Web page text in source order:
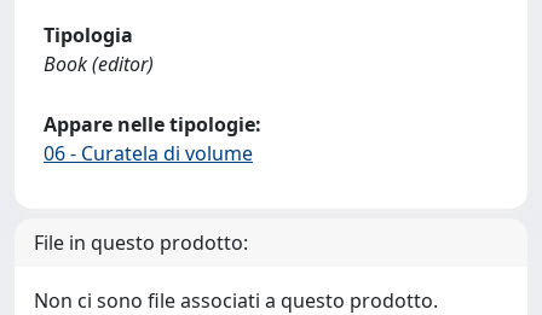
Tipologia
Book (editor)
Appare nelle tipologie:
06 - Curatela di volume
File in questo prodotto:
Non ci sono file associati a questo prodotto.